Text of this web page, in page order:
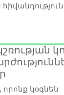
որոնք կօգնեն